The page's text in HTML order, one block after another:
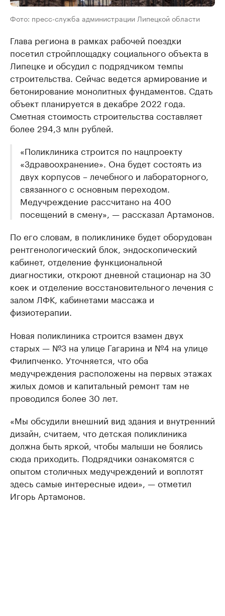
Фото: пресс-служба администрации Липецкой области
Глава региона в рамках рабочей поездки
посетил стройплощадку социального объекта в
Липецке и обсудил с подрядчиком темпы
строительства. Сейчас ведется армирование и
бетонирование монолитных фундаментов. Сдать
объект планируется в декабре 2022 года.
Сметная стоимость строительства составляет
более 294,3 млн рублей.
«Поликлиника строится по нацпроекту
«Здравоохранение». Она будет состоять из
двух корпусов – лечебного и лабораторного,
связанного с основным переходом.
Медучреждение рассчитано на 400
посещений в смену», — рассказал Артамонов.
По его словам, в поликлинике будет оборудован
рентгенологический блок, эндоскопический
кабинет, отделение функциональной
диагностики, откроют дневной стационар на 30
коек и отделение восстановительного лечения с
залом ЛФК, кабинетами массажа и
физиотерапии.
Новая поликлиника строится взамен двух
старых — №3 на улице Гагарина и №4 на улице
Филипченко. Уточняется, что оба
медучреждения расположены на первых этажах
жилых домов и капитальный ремонт там не
проводился более 30 лет.
«Мы обсудили внешний вид здания и внутренний
дизайн, считаем, что детская поликлиника
должна быть яркой, чтобы малыши не боялись
сюда приходить. Подрядчики ознакомятся с
опытом столичных медучреждений и воплотят
здесь самые интересные идеи», — отметил
Игорь Артамонов.